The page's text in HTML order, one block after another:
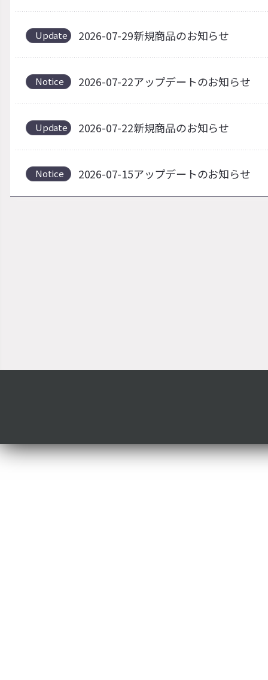
Update 2026-07-29新規商品のお知らせ
Notice 2026-07-22アップデートのお知らせ
Update 2026-07-22新規商品のお知らせ
Notice 2026-07-15アップデートのお知らせ